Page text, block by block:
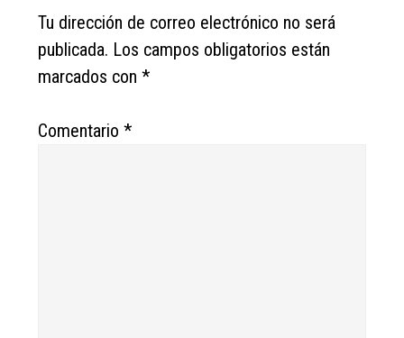
Interactions
Tu dirección de correo electrónico no será
publicada. Los campos obligatorios están
marcados con*
Comentario*